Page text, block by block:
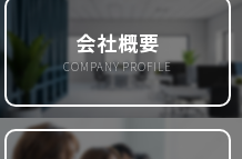
会社概要
COMPANY PROFILE